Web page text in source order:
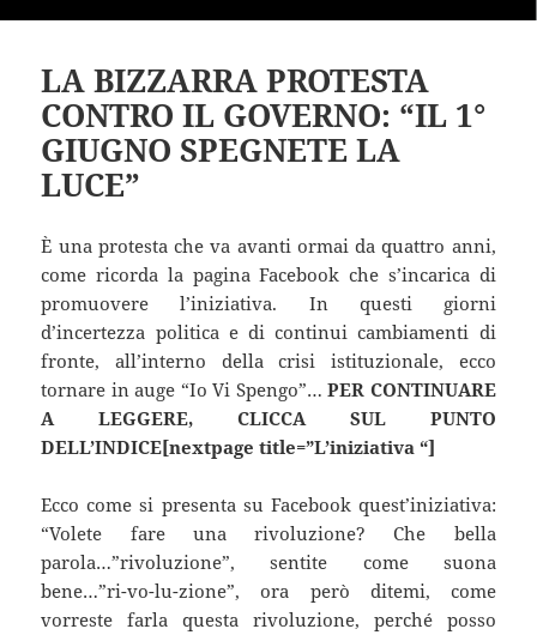
LA BIZZARRA PROTESTA
CONTRO IL GOVERNO: “IL 1°
GIUGNO SPEGNETE LA
LUCE”
È una protesta che va avanti ormai da quattro anni,
come ricorda la pagina Facebook che s’incarica di
promuovere l’iniziativa. In questi giorni
d’incertezza politica e di continui cambiamenti di
fronte, all’interno della crisi istituzionale, ecco
tornare in auge “Io Vi Spengo”…PER CONTINUARE
A LEGGERE, CLICCA SUL PUNTO
DELL’INDICE[nextpage title=”L’iniziativa “]
Ecco come si presenta su Facebook quest’iniziativa:
“Volete fare una rivoluzione? Che bella
parola…”rivoluzione”, sentite come suona
bene…”ri-vo-lu-zione”, ora però ditemi, come
vorreste farla questa rivoluzione, perché posso